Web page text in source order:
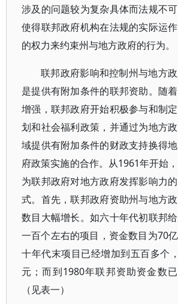
涉及的问题较为复杂具体而法规不
使得联邦政府机构在法规的实际运
的权力来约束州与地方政府的行为。
联邦政府影响和控制州与地方
是提供有附加条件的联邦资助。随
增强，联邦政府开始积极参与和制
划和社会福利政策，并通过为地方
域提供有附加条件的财政支持换得
府政策实施的合作。从1961年开始
为联邦政府对地方政府发挥影响力
式。首先，联邦政府资助州与地方
数目大幅增长。如六十年代初联邦
一百个左右的项目，资金数目为70
十年代末项目已经增加到五百多个
元；而到1980年联邦资助资金数已
（见表一）